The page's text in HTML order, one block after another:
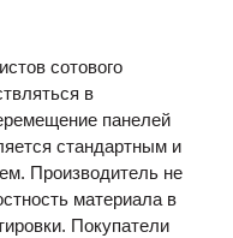
сотового
в
панелей
стандартным и
Производитель не
материала в
Покупатели